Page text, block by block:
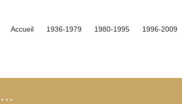
Accueil 1936-1979 1980-1995 1996-2009